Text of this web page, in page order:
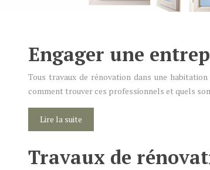
Engager une
Tous travaux de rénovation dans une
comment trouver ces professionnels et quels
Lire la suite
Travaux de